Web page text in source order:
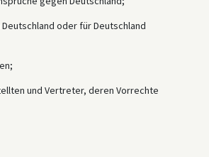
oder für Deutschland
und Vertreter, deren Vorrechte